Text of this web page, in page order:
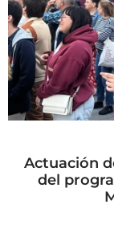
Actuación
del